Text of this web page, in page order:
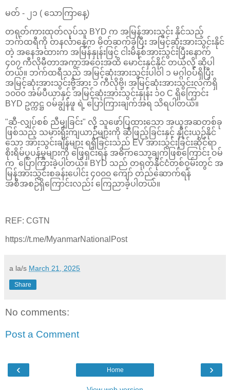
မတ် - ၂၁ ( သောကြာနေ့)
တရုတ်ကားထုတ်လုပ်သူ BYD က အမြန်အားသွင်း နိုင်သည့်
ဘက်ထရီကို တနင်္လာနေ့က မိတ်ဆက်ခဲ့ပြီး အမြင့်ဆုံးအားသွင်းနိုင်
တဲ့ အနေအထားက အမြန်နှုန်းဖြင့် ငါးမိနစ်အားသွင်းပြီးနောက်
၄၀၇ ကီလိုမီတာအကွာအဝေးအထိ မောင်းနှင်နိုင် တယ်လို့ ဆိုပါ
တယ်။ ဘက်ထရီသည် အမြင့်ဆုံးအားသွင်းပါဝါ ၁ မဂ္ဂါဝပ်ရှိပြီး
အမြင့်ဆုံးအားသွင်းဗို့အား ၁ ကီလိုဗို့၊ အမြင့်ဆုံးအားသွင်းလက်ရှိ
၁၀၀၀ အမ်ပီယာနှင့် အမြင့်ဆုံးအားသွင်းနှုန်း ၁၀ C ရှိကြောင်း
BYD ဥက္ကဋ္ဌ ဝမ်ချွန်ဖူ ရဲ့ ပြောကြားချက်အရ သိရပါတယ်။
"ဆီ-လျှပ်စစ် ညီမျှခြင်း" လို့ သူဖော်ပြထားသော အယူအဆတစ်ခု
ဖြစ်သည့် သမားရိုးကျယာဉ်များကို ဆီဖြည့်ခြင်းနှင့် နှိုင်းယှဉ်နိုင်
သော အားသွင်းချိန်များ ရရှိခြင်းသည် EV အားသွင်းခြင်းဆိုင်ရာ
စိုးရိမ်ပူပန်မှုများကို ဖြေရှင်းရန် အဓိကသော့ချက်ဖြစ်ကြောင်း ဝမ်
က ပြောကြားခဲ့ပါတယ်။ BYD သည် တရုတ်နိုင်ငံတစ်ဝှမ်းတွင် အ
မြန်အားသွင်းစခန်းပေါင်း ၄၀၀၀ ကျော် တည်ဆောက်ရန်
အစီအစဉ်ရှိကြောင်းလည်း ကြေညာခဲ့ပါတယ်။
REF: CGTN
https://t.me/MyanmarNationalPost
a la/s March 21, 2025
Share
No comments:
Post a Comment
‹ ›
Home